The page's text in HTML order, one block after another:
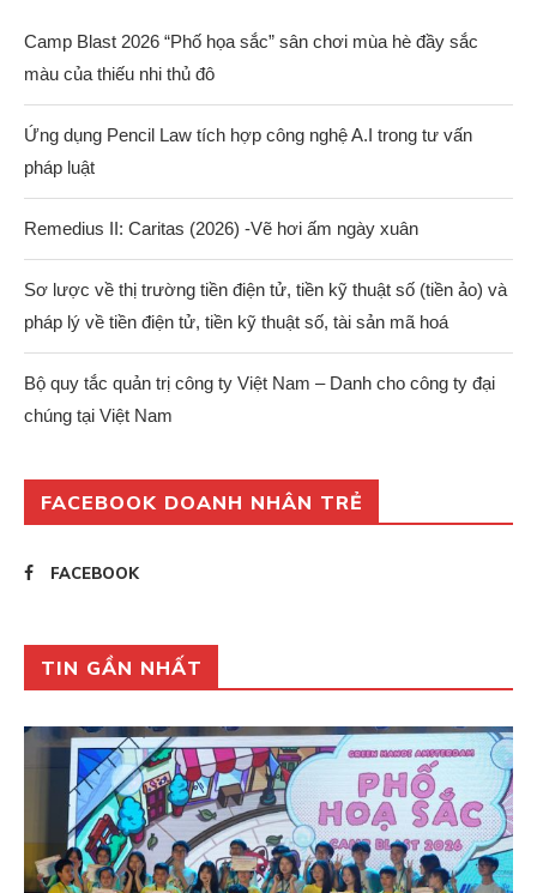
Camp Blast 2026 “Phố họa sắc” sân chơi mùa hè đầy sắc
màu của thiếu nhi thủ đô
Ứng dụng Pencil Law tích hợp công nghệ A.I trong tư vấn
pháp luật
Remedius II: Caritas (2026) -Vẽ hơi ấm ngày xuân
Sơ lược về thị trường tiền điện tử, tiền kỹ thuật số (tiền ảo) và
pháp lý về tiền điện tử, tiền kỹ thuật số, tài sản mã hoá
Bộ quy tắc quản trị công ty Việt Nam – Danh cho công ty đại
chúng tại Việt Nam
FACEBOOK DOANH NHÂN TRẺ
FACEBOOK
TIN GẦN NHẤT